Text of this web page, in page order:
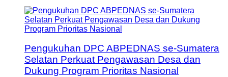
Pengukuhan DPC ABPEDNAS se-Sumatera
Selatan Perkuat Pengawasan Desa dan
Dukung Program Prioritas Nasional